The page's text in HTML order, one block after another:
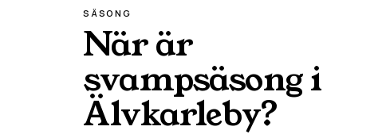
SÄSONG
När är
svampsäsong i
Älvkarleby?